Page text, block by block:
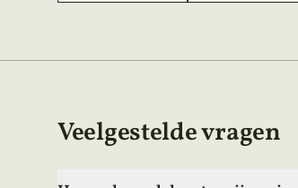
Veelgestelde vragen